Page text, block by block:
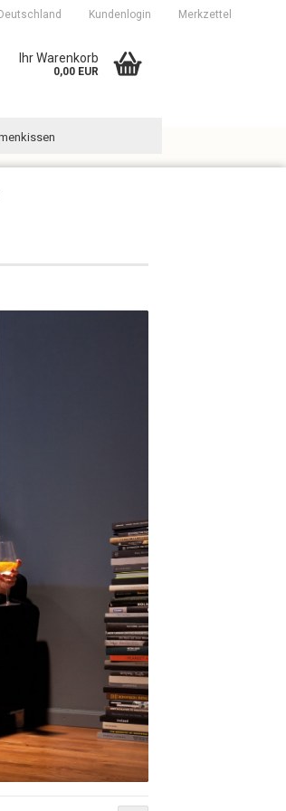
Deutschland Kundenlogin Merkzettel
Ihr Warenkorb
0,00 EUR